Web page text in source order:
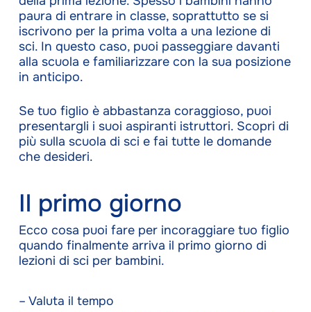
paura di entrare in classe, soprattutto se si
iscrivono per la prima volta a una lezione di
sci. In questo caso, puoi passeggiare davanti
alla scuola e familiarizzare con la sua posizione
in anticipo.
Se tuo figlio è abbastanza coraggioso, puoi
presentargli i suoi aspiranti istruttori. Scopri di
più sulla scuola di sci e fai tutte le domande
che desideri.
Il primo giorno
Ecco cosa puoi fare per incoraggiare tuo figlio
quando finalmente arriva il primo giorno di
lezioni di sci per bambini.
– Valuta il tempo